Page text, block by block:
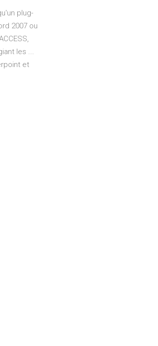
plug-
2007 ou
les ...
et